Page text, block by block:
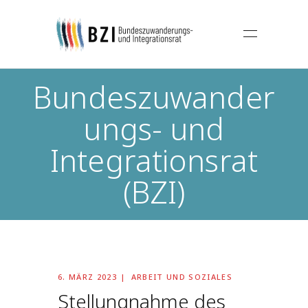
Bundeszuwander
ungs- und
Integrationsrat
(BZI)
6. MÄRZ 2023 ARBEIT UND SOZIALES
Stellungnahme des